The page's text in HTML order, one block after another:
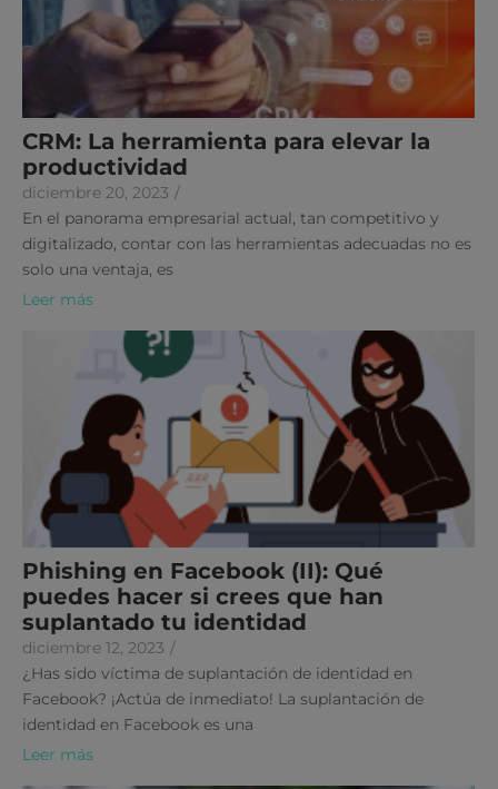
CRM: La herramienta para elevar la
productividad
diciembre 20, 2023 /
En el panorama empresarial actual, tan competitivo y
digitalizado, contar con las herramientas adecuadas no es
solo una ventaja, es
Leer más
Phishing en Facebook (II): Qué
puedes hacer si crees que han
suplantado tu identidad
diciembre 12, 2023 /
¿Has sido víctima de suplantación de identidad en
Facebook? ¡Actúa de inmediato! La suplantación de
identidad en Facebook es una
Leer más